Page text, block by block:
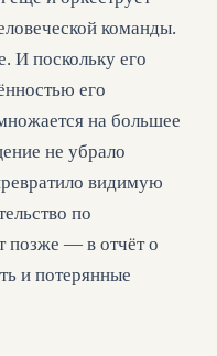
команды.
И поскольку его
его
на большее
не убрало
видимую
по
позже — в отчёт о
и потерянные